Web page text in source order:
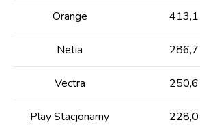
Orange 413,1
Netia 286,7
Vectra 250,6
Play Stacjonarny 228,0